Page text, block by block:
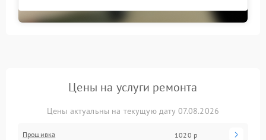
Цены на услуги ремонта
Цены актуальны на текущую дату 07.08.2026
Прошивка 1020 р